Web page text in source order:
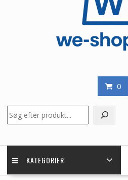
0
KATEGORIER